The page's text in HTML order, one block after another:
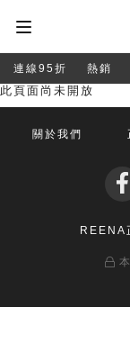
連線95折 熱銷
此頁面尚未開放
關於我們
REENA
本